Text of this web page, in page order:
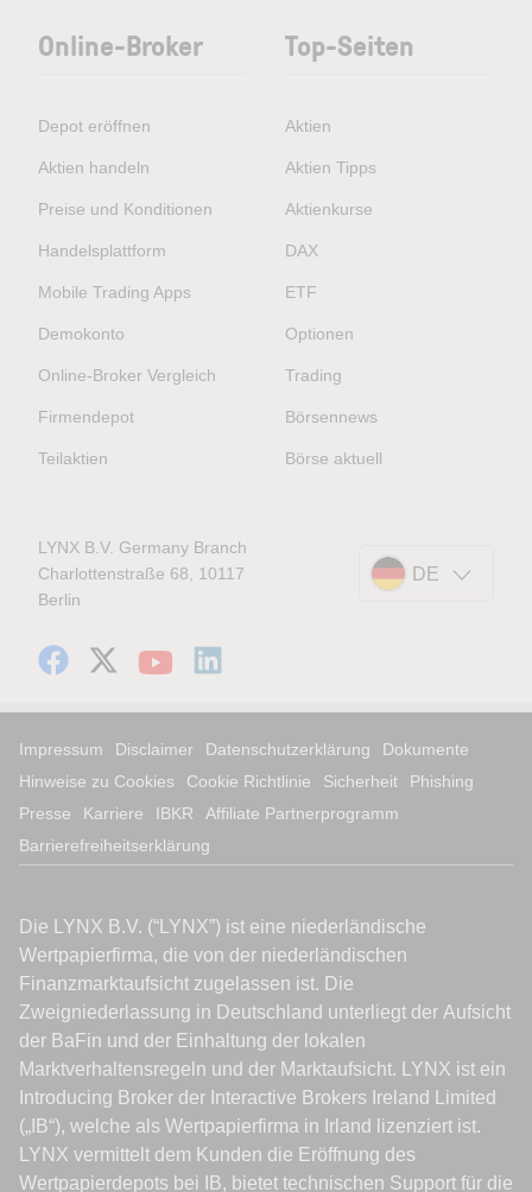
Online-Broker
Depot eröffnen
Aktien handeln
Preise und Konditionen
Handelsplattform
Mobile Trading Apps
Demokonto
Online-Broker Vergleich
Firmendepot
Teilaktien
Top-Seiten
Aktien
Aktien Tipps
Aktienkurse
DAX
ETF
Optionen
Trading
Börsennews
Börse aktuell
LYNX B.V. Germany Branch
Charlottenstraße 68, 10117
Berlin
DE
Impressum Disclaimer Datenschutzerklärung
Dokumente
Hinweise zu Cookies
Cookie Richtlinie Sicherheit
Phishing
Presse
Karriere IBKR
Affiliate Partnerprogramm
Barrierefreiheitserklärung